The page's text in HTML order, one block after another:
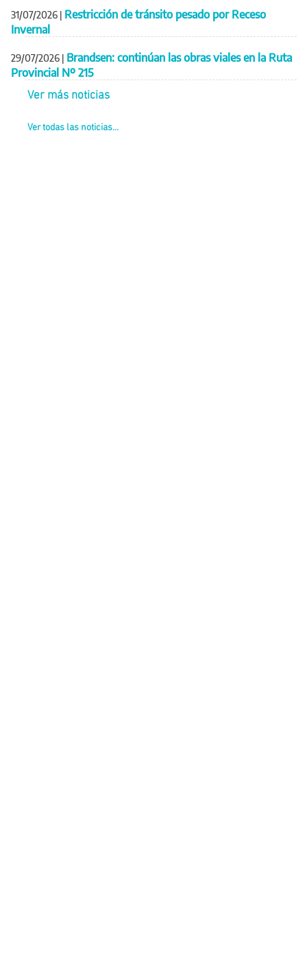
31/07/2026 | Restricción de tránsito pesado por Receso
Invernal
29/07/2026 | Brandsen: continúan las obras viales en la Ruta
Provincial Nº 215
Ver más noticias
Ver todas las noticias...